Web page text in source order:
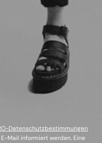
Datenschutzbestimmungen
Mail informiert werden. Eine